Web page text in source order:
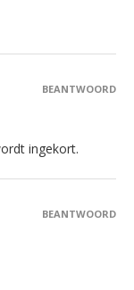
ingekort.
BEANTWOORD
BEANTWOORD